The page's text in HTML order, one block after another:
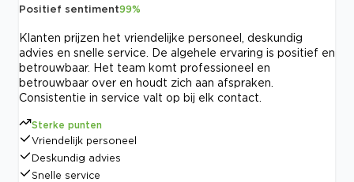
Positief sentiment99%
Klanten prijzen het vriendelijke personeel, deskundig
advies en snelle service. De algehele ervaring is positief en
betrouwbaar. Het team komt professioneel en
betrouwbaar over en houdt zich aan afspraken.
Consistentie in service valt op bij elk contact.
Sterke punten
Vriendelijk personeel
Deskundig advies
Snelle service